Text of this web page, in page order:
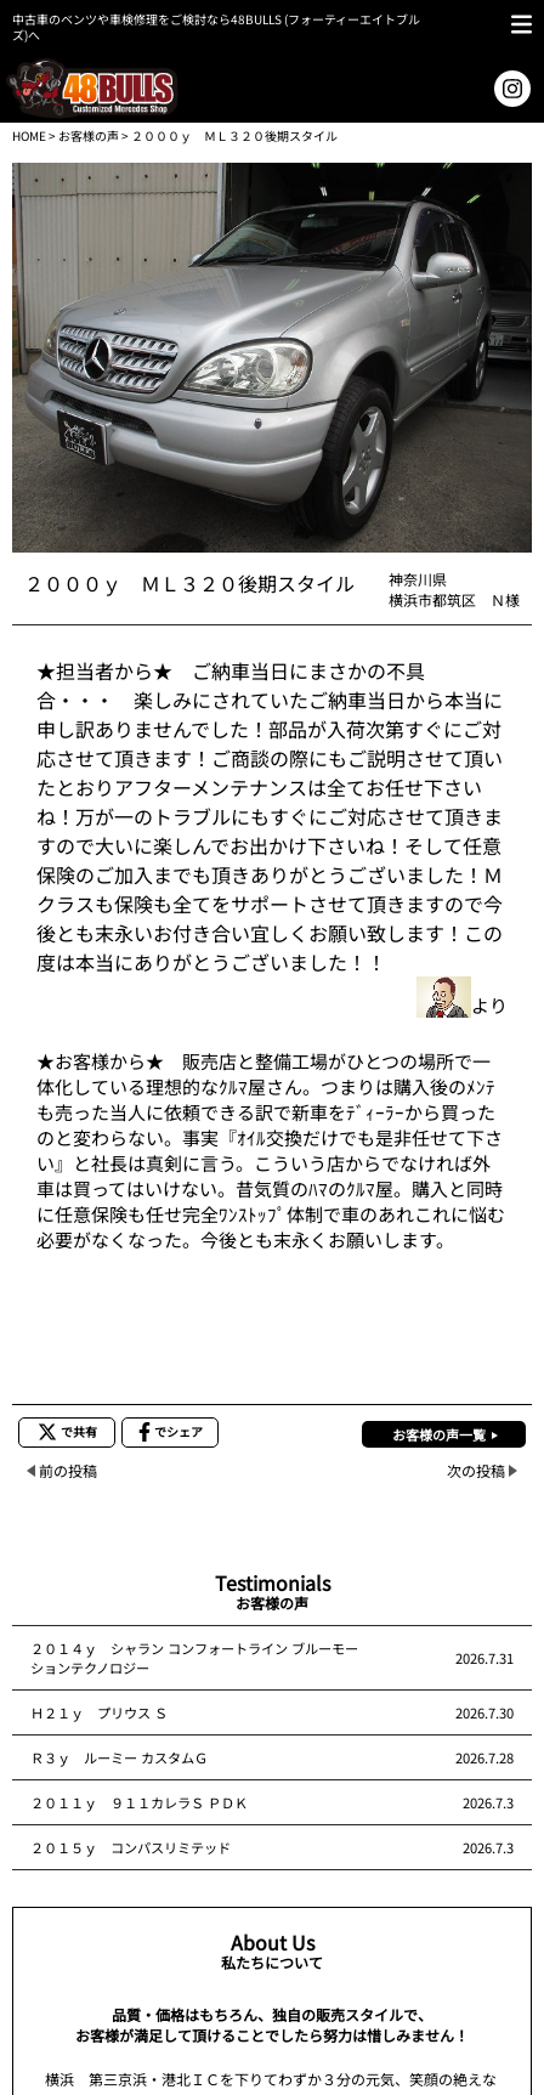
中古車のベンツや車検修理をご検討なら48BULLS (フォーティーエイトブル
ズ)へ
HOME> お客様の声> ２０００ｙ ＭＬ３２０後期スタイル
２０００ｙ ＭＬ３２０後期スタイル
神奈川県
横浜市都筑区 Ｎ様
★担当者から★ ご納車当日にまさかの不具
合・・・ 楽しみにされていたご納車当日から本当に
申し訳ありませんでした！部品が入荷次第すぐにご対
応させて頂きます！ご商談の際にもご説明させて頂い
たとおりアフターメンテナンスは全てお任せ下さい
ね！万が一のトラブルにもすぐにご対応させて頂きま
すので大いに楽しんでお出かけ下さいね！そして任意
保険のご加入までも頂きありがとうございました！Ｍ
クラスも保険も全てをサポートさせて頂きますので今
後とも末永いお付き合い宜しくお願い致します！この
度は本当にありがとうございました！！
より
★お客様から★ 販売店と整備工場がひとつの場所で一
体化している理想的なｸﾙﾏ屋さん。つまりは購入後のﾒﾝﾃ
も売った当人に依頼できる訳で新車をﾃﾞｨｰﾗｰから買った
のと変わらない。事実『ｵｲﾙ交換だけでも是非任せて下さ
い』と社長は真剣に言う。こういう店からでなければ外
車は買ってはいけない。昔気質のﾊﾏのｸﾙﾏ屋。購入と同時
に任意保険も任せ完全ﾜﾝｽﾄｯﾌﾟ体制で車のあれこれに悩む
必要がなくなった。今後とも末永くお願いします。
で共有 でシェア お客様の声一覧
前の投稿 次の投稿
Testimonials
お客様の声
２０１４ｙ シャラン コンフォートライン ブルーモー
ションテクノロジー
2026.7.31
Ｈ２１ｙ プリウス Ｓ 2026.7.30
Ｒ３ｙ ルーミー カスタムＧ 2026.7.28
２０１１ｙ ９１１カレラＳ ＰＤＫ 2026.7.3
２０１５ｙ コンパスリミテッド 2026.7.3
About Us
私たちについて
品質・価格はもちろん、独自の販売スタイルで、
お客様が満足して頂けることでしたら努力は惜しみません！
横浜 第三京浜・港北ＩＣを下りてわずか３分の元気、笑顔の絶えな